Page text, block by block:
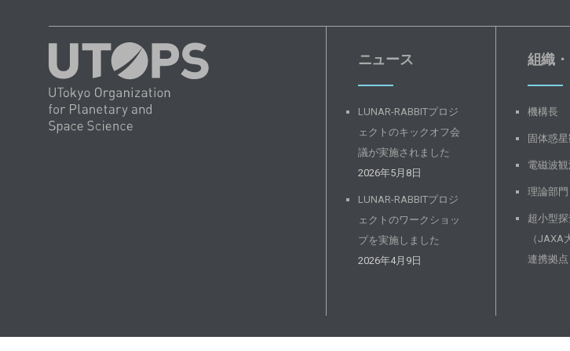
ニュース
LUNAR-RABBITプロジ
ェクトのキックオフ会
議が実施されました
2026年5月8日
LUNAR-RABBITプロジ
ェクトのワークショッ
プを実施しました
2026年4月9日
組織
機構長
固体惑
電磁波
理論部門
超小型
（JAXA
連携拠